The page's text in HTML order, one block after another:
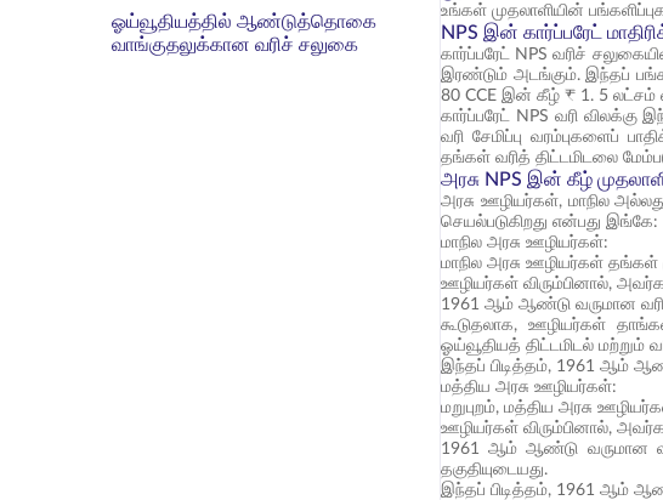
ஓய்வூதியத்தில் ஆண்டுத்தொகை
வாங்குதலுக்கான வரிச் சலுகை
உங்கள் முதலாளியின்
NPS இன் கார்ப்பரேட்
கார்ப்பரேட் NPS வரிச்
இரண்டும் அடங்கும். இந்தப்
80 CCE இன் கீழ் ₹ 1. 5 லட்சம்
கார்ப்பரேட் NPS வரி விலக்கு
வரி சேமிப்பு வரம்புகளைப்
தங்கள் வரித் திட்டமிடலை
அரசு NPS இன் கீழ்
அரசு ஊழியர்கள், மாநில
செயல்படுகிறது என்பது இங்கே:
மாநில அரசு ஊழியர்கள்:
மாநில அரசு ஊழியர்கள்
ஊழியர்கள் விரும்பினால்,
1961 ஆம் ஆண்டு வருமான வரிச்
கூடுதலாக, ஊழியர்கள்
ஓய்வூதியத் திட்டமிடல் மற்றும்
இந்தப் பிடித்தம், 1961 ஆம்
மத்திய அரசு ஊழியர்கள்:
மறுபுறம், மத்திய அரசு
ஊழியர்கள் விரும்பினால்,
1961 ஆம் ஆண்டு வருமான
தகுதியுடையது.
இந்தப் பிடித்தம், 1961 ஆம்